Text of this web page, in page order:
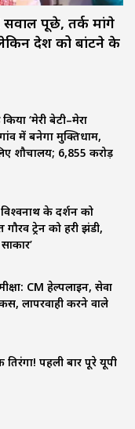
सवाल पूछे, तर्क मांगे
देश को बांटने के
‘मेरी बेटी–मेरा
में बनेगा मुक्तिधाम,
शौचालय; 6,855 करोड़
के दर्शन को
ट्रेन को हरी झंडी,
CM हेल्पलाइन, सेवा
लापरवाही करने वाले
पहली बार पूरे यूपी